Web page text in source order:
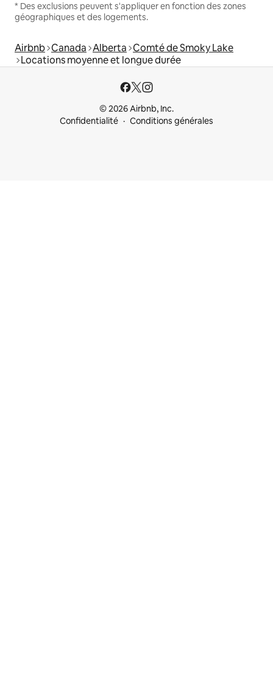
* Des exclusions peuvent s'appliquer en fonction des zones
géographiques et des logements.
Airbnb Canada Alberta Comté de Smoky Lake
Locations moyenne et longue durée
© 2026 Airbnb, Inc.
Confidentialité
Conditions générales